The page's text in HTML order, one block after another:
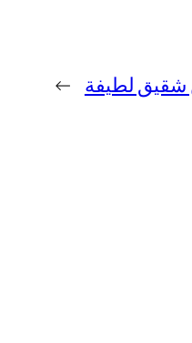
شقيق لطيفة →